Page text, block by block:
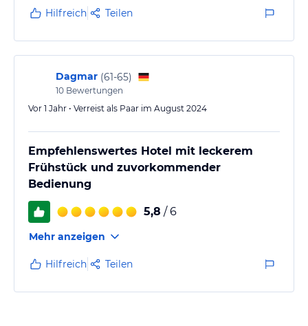
Hilfreich Teilen
Dagmar (61-65)
10 Bewertungen
Vor 1 Jahr • Verreist als Paar im August 2024
Empfehlenswertes Hotel mit leckerem
Frühstück und zuvorkommender
Bedienung
5,8 / 6
Mehr anzeigen
Hilfreich Teilen